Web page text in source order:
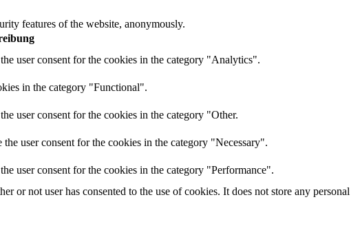
features of the website, anonymously.
user consent for the cookies in the category "Analytics".
in the category "Functional".
user consent for the cookies in the category "Other.
user consent for the cookies in the category "Necessary".
user consent for the cookies in the category "Performance".
or not user has consented to the use of cookies. It does not store any personal